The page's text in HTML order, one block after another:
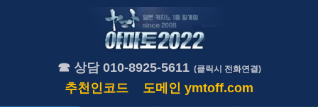
☎ 상담 010-8925-5611 (클릭시 전화연결)
추천인코드 도메인 ymtoff.com